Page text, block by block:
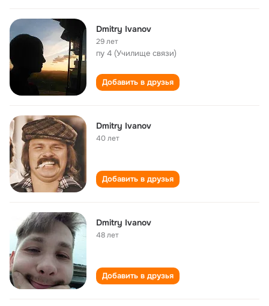
Dmitry Ivanov
29 лет
пу 4 (Училище связи)
Добавить в друзья
Dmitry Ivanov
40 лет
Добавить в друзья
Dmitry Ivanov
48 лет
Добавить в друзья